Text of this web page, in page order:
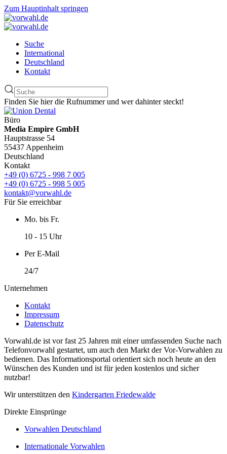
Zum Hauptinhalt springen
Suche
International
Deutschland
Kontakt
Finden Sie hier die Rufnummer und wer dahinter steckt!
Büro
Media Empire GmbH
Hauptstrasse 54
55437 Appenheim
Deutschland
Kontakt
+49 (0) 6725 - 998 7 005
+49 (0) 6725 - 998 5 005
kontakt@vorwahl.de
Für Sie erreichbar
Mo. bis Fr.
10 - 15 Uhr
Per E-Mail
24/7
Unternehmen
Kontakt
Impressum
Datenschutz
Vorwahl.de ist vor fast 25 Jahren mit einer umfassenden Suche nach
Telefonvorwahl gestartet, um auch den Markt der Vor-Vorwahlen zu
bedienen. Das Informationsportal orientiert sich noch heute an den
Wünschen des Kunden und ist für jeden kostenlos und sicher
nutzbar!
Wir unterstützen den Kindergarten Friedewalde
Direkte Einsprünge
Vorwahlen Deutschland
Internationale Vorwahlen